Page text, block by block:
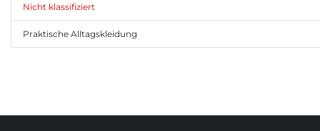
Nicht klassifiziert
Praktische Alltagskleidung